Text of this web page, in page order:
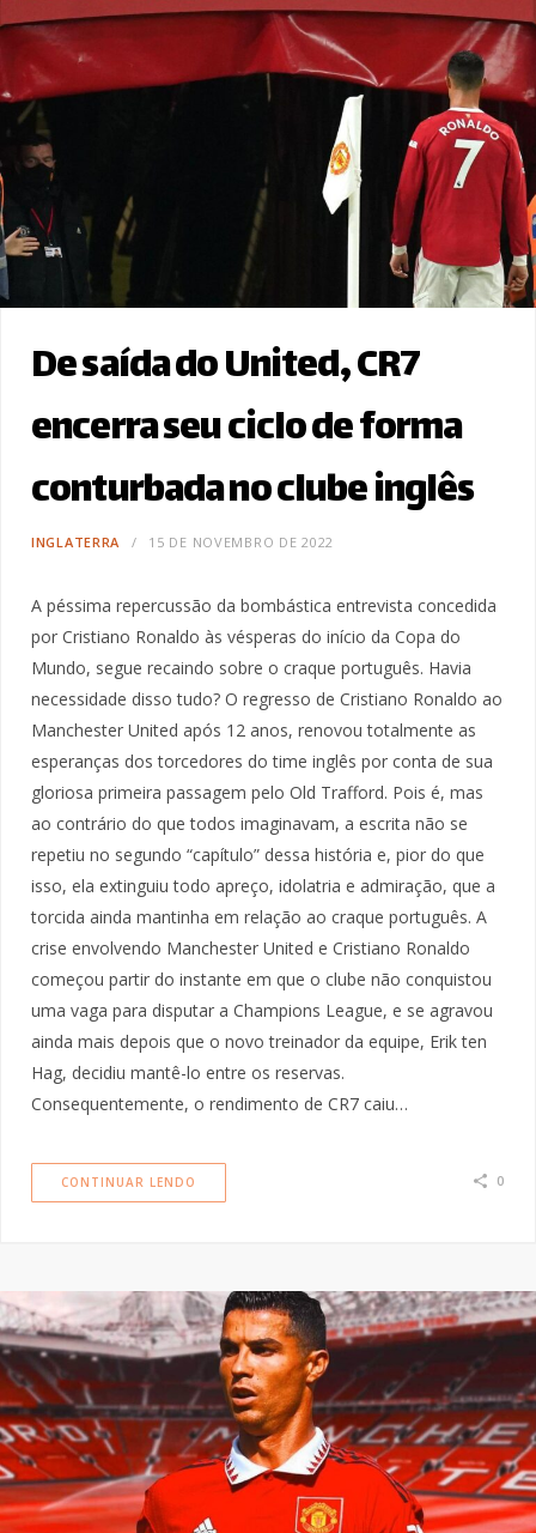
De saída do United, CR7
encerra seu ciclo de forma
conturbada no clube inglês
INGLATERRA 15 DE NOVEMBRO DE 2022
A péssima repercussão da bombástica entrevista concedida
por Cristiano Ronaldo às vésperas do início da Copa do
Mundo, segue recaindo sobre o craque português. Havia
necessidade disso tudo? O regresso de Cristiano Ronaldo ao
Manchester United após 12 anos, renovou totalmente as
esperanças dos torcedores do time inglês por conta de sua
gloriosa primeira passagem pelo Old Trafford. Pois é, mas
ao contrário do que todos imaginavam, a escrita não se
repetiu no segundo “capítulo” dessa história e, pior do que
isso, ela extinguiu todo apreço, idolatria e admiração, que a
torcida ainda mantinha em relação ao craque português. A
crise envolvendo Manchester United e Cristiano Ronaldo
começou partir do instante em que o clube não conquistou
uma vaga para disputar a Champions League, e se agravou
ainda mais depois que o novo treinador da equipe, Erik ten
Hag, decidiu mantê-lo entre os reservas.
Consequentemente, o rendimento de CR7 caiu…
CONTINUAR LENDO 0